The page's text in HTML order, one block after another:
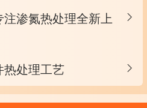
渗氮热处理全新上
热处理工艺